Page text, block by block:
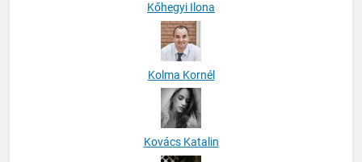
Kőhegyi Ilona
Kolma Kornél
Kovács Katalin